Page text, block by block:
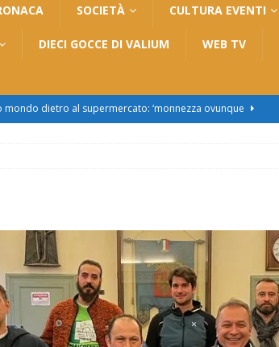
SOCIETÀ CULTURA EVENTI
DIECI GOCCE DI VALIUM WEB TV
mondo dietro al supermercato: ‘monnezza ovunque
firme”
da Torino al Pam di Alessandria: “Ci vogliono
il sindaco esplode: “Comunicazione vergognosa,